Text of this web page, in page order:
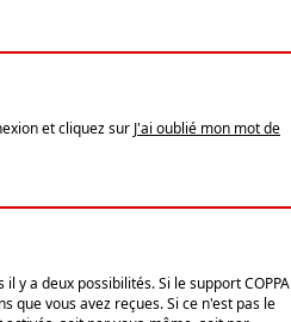
et cliquez sur J'ai oublié mon mot de
a deux possibilités. Si le support COPPA
que vous avez reçues. Si ce n'est pas le